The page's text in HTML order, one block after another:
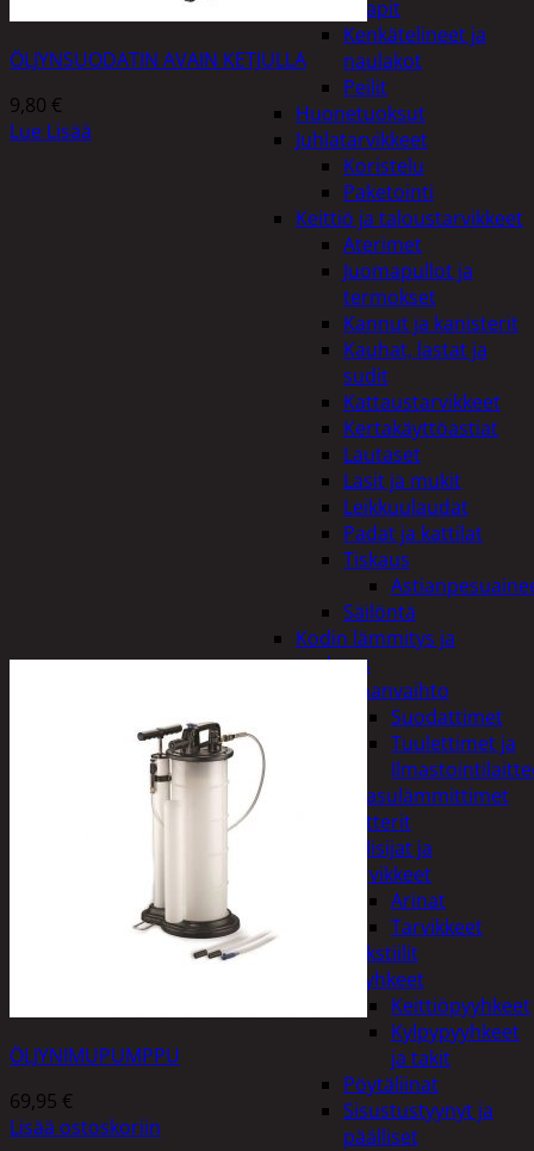
Kaapit
Kenkätelineet ja
naulakot
Peilit
Huonetuoksut
Juhlatarvikkeet
Koristelu
Paketointi
Keittiö ja taloustarvikkeet
Aterimet
Juomapullot ja
termokset
Kannut ja kanisterit
Kauhat, lastat ja
sudit
Kattaustarvikkeet
Kertakäyttöastiat
Lautaset
Lasit ja mukit
Leikkuulaudat
Padat ja kattilat
Tiskaus
Säilöntä
Kodin lämmitys ja
tuuletus
Ilmanvaihto
Suodattimet
Tuulettimet ja
Kaasulämmittimet
Patterit
Tulisijat ja
tarvikkeet
Arinat
Tarvikkeet
Kodintekstiilit
Pyyhkeet
Keittiöpyyhkeet
Kylpypyyhkeet
ja takit
Pöytäliinat
Sisustustyynyt ja
päälliset
ÖLJYNSUODATIN AVAIN KETJULLA
9,80 €
Lue Lisää
ÖLJYNIMUPUMPPU
69,95 €
Lisää ostoskoriin